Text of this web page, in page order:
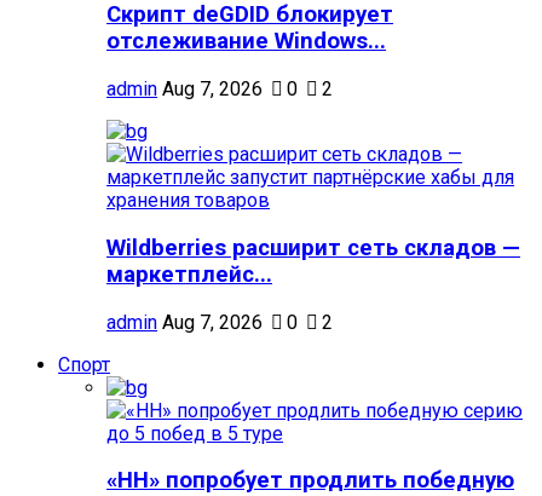
Скрипт deGDID блокирует
отслеживание Windows...
admin Aug 7, 2026 0 2
Wildberries расширит сеть складов —
маркетплейс...
admin Aug 7, 2026 0
2
Спорт
«НН» попробует продлить победную